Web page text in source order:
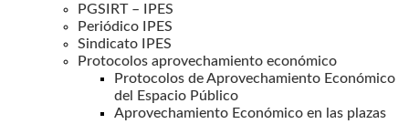
PGSIRT – IPES
Periódico IPES
Sindicato IPES
Protocolos aprovechamiento económico
Protocolos de Aprovechamiento Económico
del Espacio Público
Aprovechamiento Económico en las plazas